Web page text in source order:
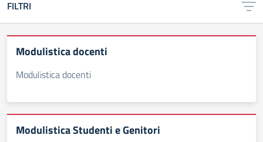
FILTRI
Modulistica docenti
Modulistica docenti
Modulistica Studenti e Genitori